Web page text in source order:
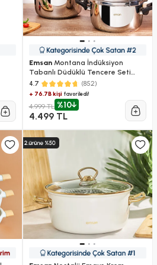
EmsanMontana İndüksiyon
Tabanlı Düdüklü Tencere Seti
Siyah Gri 4+6 Litre
4.7 (852)
+ 76.7B kişifavoriledi!
4.999 TL %10
4.499 TL